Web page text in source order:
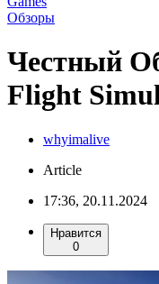
Oбзоры
Честный
Flight
whyimalive
Article
17:36, 20.11.2024
Нравится
0